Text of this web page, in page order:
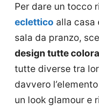
Per dare un tocco
eclettico alla casa
sala da pranzo,
design tutte
tutte diverse tra
davvero
un look glamour e